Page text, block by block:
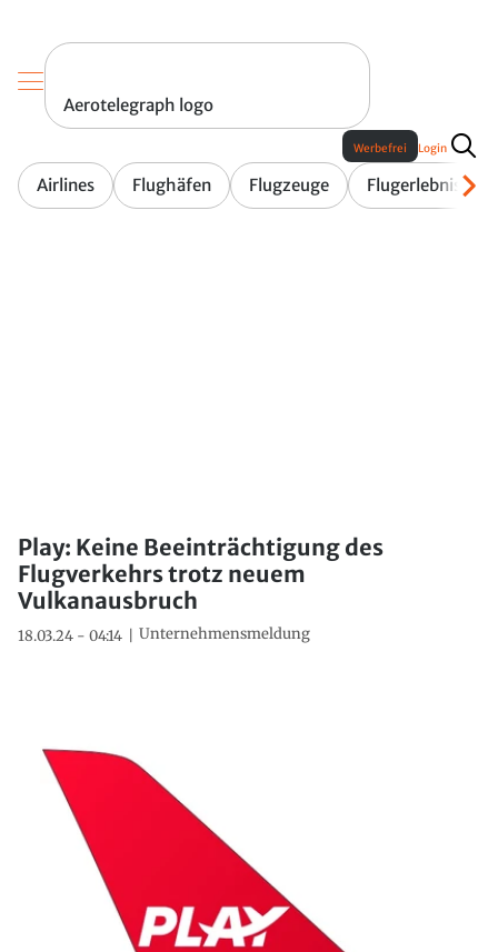
Aerotelegraph logo
Airlines Flughäfen Flugzeuge Flugerlebnis
Werbefrei Login
Play: Keine Beeinträchtigung des
Flugverkehrs trotz neuem
Vulkanausbruch
18.03.24 - 04:14 Unternehmensmeldung